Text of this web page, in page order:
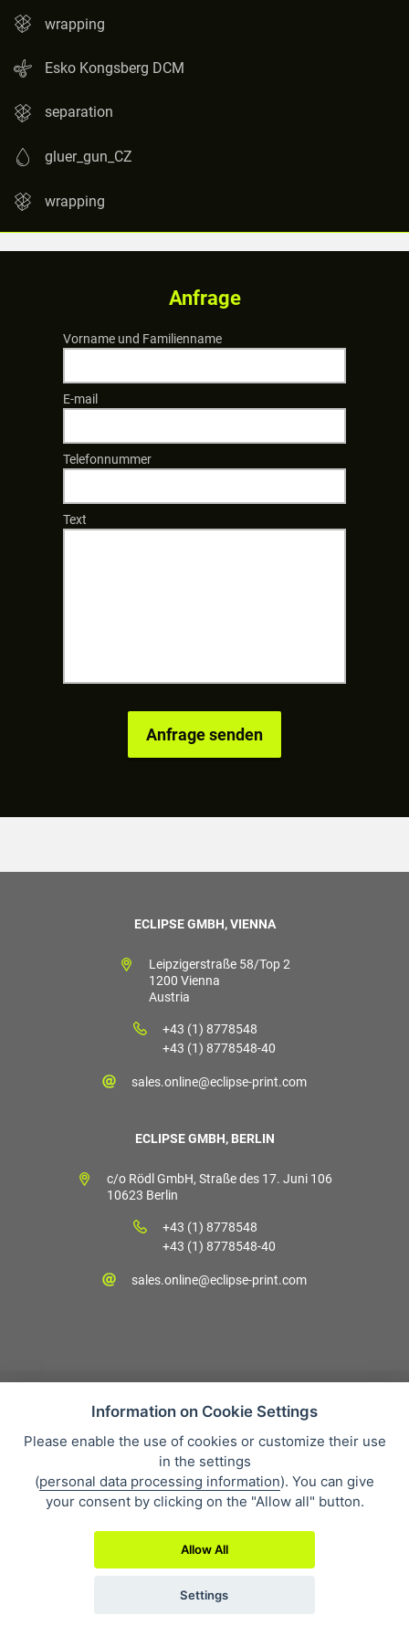
wrapping
Esko Kongsberg DCM
separation
gluer_gun_CZ
wrapping
Anfrage
Vorname und Familienname
E-mail
Telefonnummer
Text
ECLIPSE GMBH, VIENNA
Leipzigerstraße 58/Top 2
1200 Vienna
Austria
+43 (1) 8778548
+43 (1) 8778548-40
sales.online@eclipse-print.com
ECLIPSE GMBH, BERLIN
c/o Rödl GmbH, Straße des 17. Juni 106
10623 Berlin
+43 (1) 8778548
+43 (1) 8778548-40
sales.online@eclipse-print.com
Verkaufsbedingungen
Datenschutz
Über uns
Whistleblowing
Information on Cookie Settings
Please enable the use of cookies or customize their use
in the settings
(personal data processing information). You can give
your consent by clicking on the "Allow all" button.
Allow All
Settings